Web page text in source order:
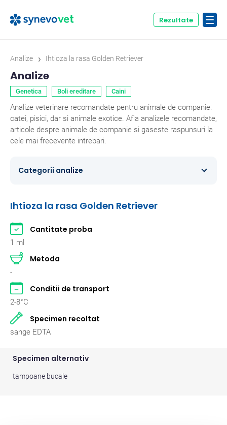
Rezultate
Analize › Ihtioza la rasa Golden Retriever
Analize
Genetica Boli ereditare Caini
Analize veterinare recomandate pentru animale de companie:
catei, pisici, dar si animale exotice. Afla analizele recomandate,
articole despre animale de companie si gaseste raspunsuri la
cele mai frecevente intrebari.
Categorii analize
Pisici
Rumegatoare mari
Ihtioza la rasa Golden Retriever
Cantitate proba
1 ml
Metoda
-
Conditii de transport
2-8°C
Specimen recoltat
sange EDTA
Specimen alternativ
tampoane bucale